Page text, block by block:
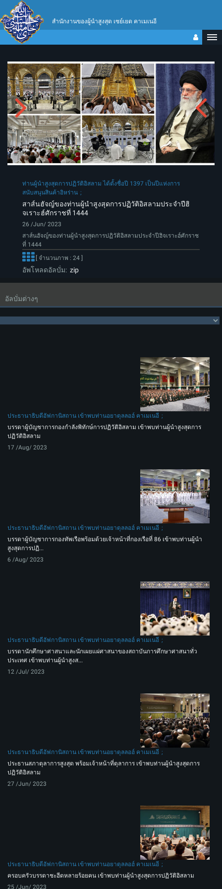
สำนักงานของผู้นำสูงสุด เซย์เยด คาเมเนอี
ท่านผู้นำสูงสุดการปฏิวัติอิสลาม ได้ตั้งชื่อปี 1397 เป็นปีแห่งการ
สนับสนุนสินค้าอิหร่าน
สาส์นฮัจญ์ของท่านผู้นำสูงสุดการปฏิวัติอิสลามประจำปีฮิ
จเราะฮ์ศักราชที่ 1444
26 /Jun/ 2023
สาส์นฮัจญ์ของท่านผู้นำสูงสุดการปฏิวัติอิสลามประจำปีฮิจเราะฮ์ศักราช
ที่ 1444
[ จำนวนภาพ : 24 ]
อัพโหลดอัลบั่ม: zip
อัลบั่มต่างๆ
ประธานาธิบดีอัฟกานิสถาน เข้าพบท่านอยาตุลลอฮ์ คาเมเนอี
บรรดาผู้บัญชาการกองกำลังพิทักษ์การปฏิวัติอิสลาม เข้าพบท่านผู้นำสูงสุดการ
ปฏิวัติอิสลาม
17 /Aug/ 2023
ประธานาธิบดีอัฟกานิสถาน เข้าพบท่านอยาตุลลอฮ์ คาเมเนอี
บรรดาผู้บัญชาการกองทัพเรือพร้อมด้วยเจ้าหน้าที่กองเรือที่ 86 เข้าพบท่านผู้นำ
สูงสุดการปฏิ...
6 /Aug/ 2023
ประธานาธิบดีอัฟกานิสถาน เข้าพบท่านอยาตุลลอฮ์ คาเมเนอี
บรรดานักศึกษาศาสนาและนักเผยแผ่ศาสนาของสถาบันการศึกษาศาสนาทั่ว
ประเทศ เข้าพบท่านผู้นำสูงส...
12 /Jul/ 2023
ประธานาธิบดีอัฟกานิสถาน เข้าพบท่านอยาตุลลอฮ์ คาเมเนอี
ประธานสภาตุลาการสูงสุด พร้อมเจ้าหน้าที่ตุลาการ เข้าพบท่านผู้นำสูงสุดการ
ปฏิวัติอิสลาม
27 /Jun/ 2023
ประธานาธิบดีอัฟกานิสถาน เข้าพบท่านอยาตุลลอฮ์ คาเมเนอี
ครอบครัวบรรดาชะฮีดหลายร้อยคน เข้าพบท่านผู้นำสูงสุดการปฏิวัติอิสลาม
25 /Jun/ 2023